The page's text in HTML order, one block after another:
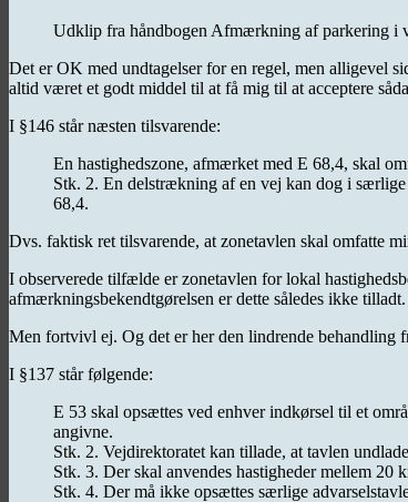
Udklip fra håndbogen Afmærkning af parkering i
Det er OK med undtagelser for en regel, men alligevel
altid været et godt middel til at få mig til at acceptere
I §146 står næsten tilsvarende:
En hastighedszone, afmærket med E 68,4, skal
Stk. 2. En delstrækning af en vej kan dog i
68,4.
Dvs. faktisk ret tilsvarende, at zonetavlen skal omfatte
I observerede tilfælde er zonetavlen for lokal
afmærkningsbekendtgørelsen er dette således ikke tilladt.
Men fortvivl ej. Og det er her den lindrende behandling
I §137 står følgende:
E 53 skal opsættes ved enhver indkørsel til et
angivne.
Stk. 2. Vejdirektoratet kan tillade, at tavlen
Stk. 3. Der skal anvendes hastigheder mellem 20
Stk. 4. Der må ikke opsættes særlige